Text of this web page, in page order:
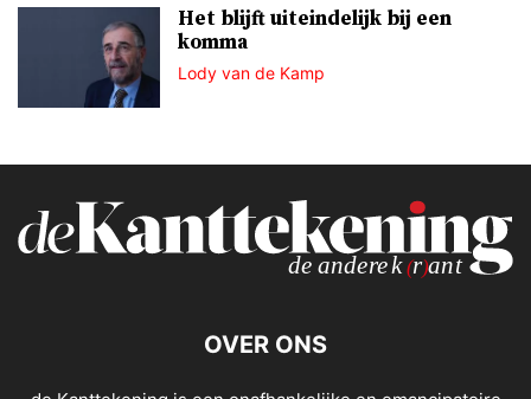
Het blijft uiteindelijk bij een
komma
Lody van de Kamp
OVER ONS